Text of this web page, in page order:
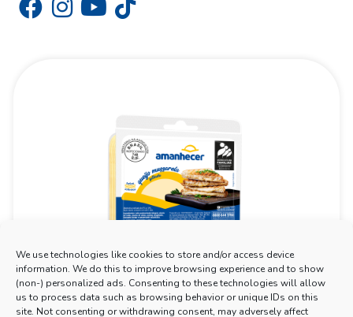
We use technologies like cookies to store and/or access device
information. We do this to improve browsing experience and to show
(non-) personalized ads. Consenting to these technologies will allow
us to process data such as browsing behavior or unique IDs on this
site. Not consenting or withdrawing consent, may adversely affect